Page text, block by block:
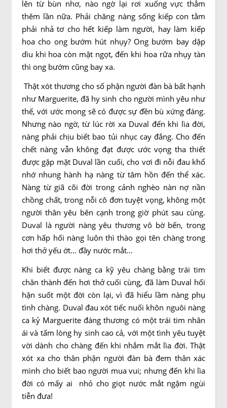
lên từ bùn nhơ, nào ngờ lại rơi xuống vực thẳm
thêm lần nữa. Phải chăng nàng sống kiếp con tằm
phải nhả tơ cho hết kiếp làm người, hay làm kiếp
hoa cho ong bướm hút nhụy? Ong bướm bay dập
dìu khi hoa còn mật ngọt, đến khi hoa rữa nhụy tàn
thì ong bướm cũng bay xa.
Thật xót thương cho số phận người đàn bà bất hạnh
như Marguerite, đã hy sinh cho người mình yêu như
thế, với ước mong sẽ có được sự đền bù xứng đáng.
Nhưng nào ngờ, từ lúc rời xa Duval đến khi lìa đời,
nàng phải chịu biết bao tủi nhục cay đắng. Cho đến
chết nàng vẫn không đạt được ước vọng tha thiết
được gặp mặt Duval lần cuối, cho vơi đi nỗi đau khổ
nhớ nhung hành hạ nàng từ tâm hồn đến thể xác.
Nàng từ giã cõi đời trong cảnh nghèo nàn nợ nần
chồng chất, trong nỗi cô đơn tuyệt vọng, không một
người thân yêu bên cạnh trong giờ phút sau cùng.
Duval là người nàng yêu thương vô bờ bến, trong
cơn hấp hối nàng luôn thì thào gọi tên chàng trong
hơi thở yếu ớt… đầy nước mắt…
Khi biết được nàng ca kỹ yêu chàng bằng trái tim
chân thành đến hơi thở cuối cùng, đã làm Duval hối
hận suốt một đời còn lại, vì đã hiểu lầm nàng phụ
tình chàng. Duval đau xót tiếc nuối khôn nguôi nàng
ca kỷ Marguerite đáng thương có một trái tim nhân
ái và tấm lòng hy sinh cao cả, với một tình yêu tuyệt
vời dành cho chàng đến khi nhắm mắt lìa đời. Thật
xót xa cho thân phận người đàn bà đem thân xác
mình cho biết bao người mua vui; nhưng đến khi lìa
đời có mấy ai nhỏ cho giọt nước mắt ngậm ngùi
tiễn đưa!